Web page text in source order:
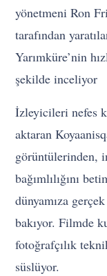
yönetmeni Ron
tarafından
Yarımküre’nin
şekilde inceliyor
İzleyicileri nefes
aktaran
görüntülerinden,
bağımlılığını
dünyamıza
bakıyor. Filmde
fotoğrafçılık
süslüyor.